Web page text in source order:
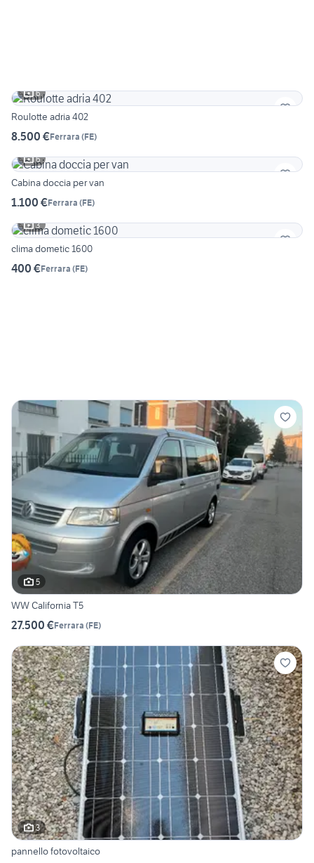
6
Roulotte adria 402
8.500 €Ferrara (FE)
6
Cabina doccia per van
1.100 €Ferrara (FE)
3
clima dometic 1600
400 €Ferrara (FE)
5
WW California T5
27.500 €Ferrara (FE)
3
pannello fotovoltaico